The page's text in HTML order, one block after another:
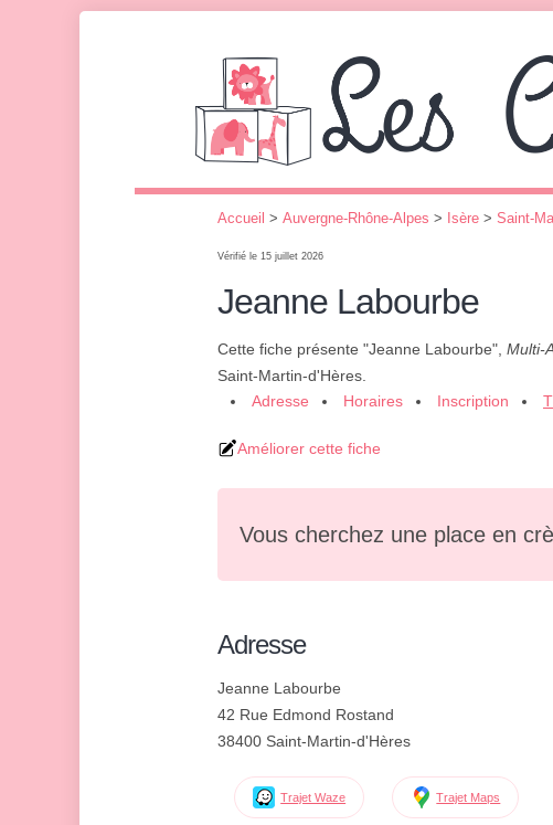
Accueil > Auvergne-Rhône-Alpes > Isère > Saint-
Vérifié le 15 juillet 2026
Jeanne Labourbe
Cette fiche présente "Jeanne Labourbe", Multi-
Saint-Martin-d'Hères.
Adresse
Horaires Inscription
Améliorer cette fiche
Vous cherchez une place en
Adresse
Jeanne Labourbe
42 Rue Edmond Rostand
38400 Saint-Martin-d'Hères
Trajet Waze Trajet Maps